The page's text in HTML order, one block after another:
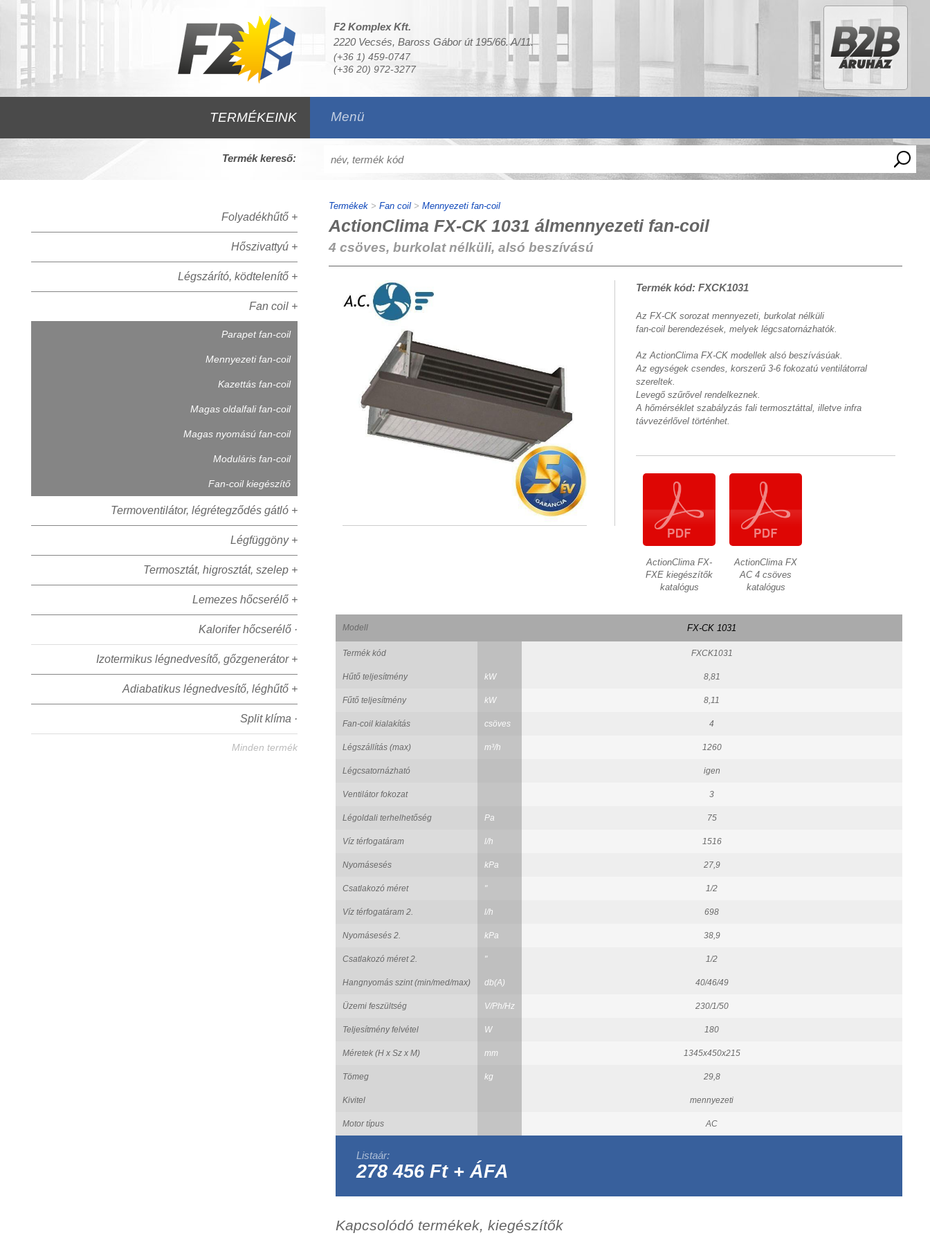
F2 Komplex Kft.
2220 Vecsés, Baross Gábor út 195/66. A/11.
(+36 1) 459-0747
(+36 20) 972-3277
TERMÉKEINK Menü
Termék kereső:
Folyadékhűtő +
Hőszivattyú +
Légszárító, ködtelenítő +
Fan coil +
Parapet fan-coil
Mennyezeti fan-coil
Kazettás fan-coil
Magas oldalfali fan-coil
Magas nyomású fan-coil
Moduláris fan-coil
Fan-coil kiegészítő
Termoventilátor, légrétegződés gátló +
Légfüggöny +
Termosztát, higrosztát, szelep +
Lemezes hőcserélő +
Kalorifer hőcserélő ·
Izotermikus légnedvesítő, gőzgenerátor +
Adiabatikus légnedvesítő, léghűtő +
Split klíma ·
Minden termék
Termékek> Fan coil> Mennyezeti fan-coil
ActionClima FX-CK 1031 álmennyezeti fan-coil
4 csöves, burkolat nélküli, alsó beszívású
Termék kód: FXCK1031
Az FX-CK sorozat mennyezeti, burkolat nélküli
fan-coil berendezések, melyek légcsatornázhatók.
Az ActionClima FX-CK modellek alsó beszívásúak.
Az egységek csendes, korszerű 3-6 fokozatú ventilátorral
szereltek.
Levegő szűrővel rendelkeznek.
A hőmérséklet szabályzás fali termosztáttal, illetve infra
távvezérlővel történhet.
ActionClima FX-
FXE kiegészítők
katalógus
ActionClima FX
AC 4 csöves
katalógus
Modell FX-CK 1031
Termék kód FXCK1031
Hűtő teljesítmény kW 8,81
Fűtő teljesítmény kW 8,11
Fan-coil kialakítás csöves 4
Légszállítás (max) m³/h 1260
Légcsatornázható igen
Ventilátor fokozat 3
Légoldali terhelhetőség Pa 75
Víz térfogatáram l/h 1516
Nyomásesés kPa 27,9
Csatlakozó méret " 1/2
Víz térfogatáram 2. l/h 698
Nyomásesés 2. kPa 38,9
Csatlakozó méret 2. " 1/2
Hangnyomás szint (min/med/max) db(A) 40/46/49
Üzemi feszültség V/Ph/Hz 230/1/50
Teljesítmény felvétel W 180
Méretek (H x Sz x M) mm 1345x450x215
Tömeg kg 29,8
Kivitel mennyezeti
Motor típus AC
Listaár:
278 456 Ft + ÁFA
Kapcsolódó termékek, kiegészítők